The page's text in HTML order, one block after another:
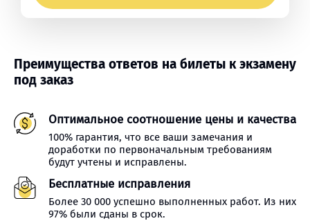
Преимущества ответов на билеты к экзамену
под заказ
Оптимальное соотношение цены и качества
100% гарантия, что все ваши замечания и
доработки по первоначальным требованиям
будут учтены и исправлены.
Бесплатные исправления
Более 30 000 успешно выполненных работ. Из них
97% были сданы в срок.